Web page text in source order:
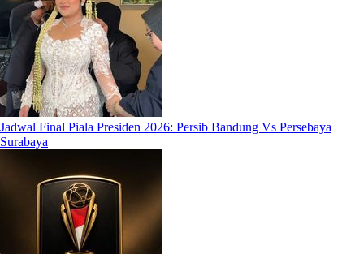
Jadwal Final Piala Presiden 2026: Persib Bandung Vs Persebaya
Surabaya